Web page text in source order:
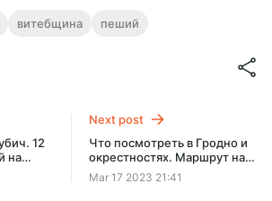
заповеднике
можно увидеть за один день. Пеший
витебщина пеший
12
на
Next post
Что посмотреть в Гродно и
окрестностях. Маршрут на
1-2 дня
Mar 17 2023 21:41